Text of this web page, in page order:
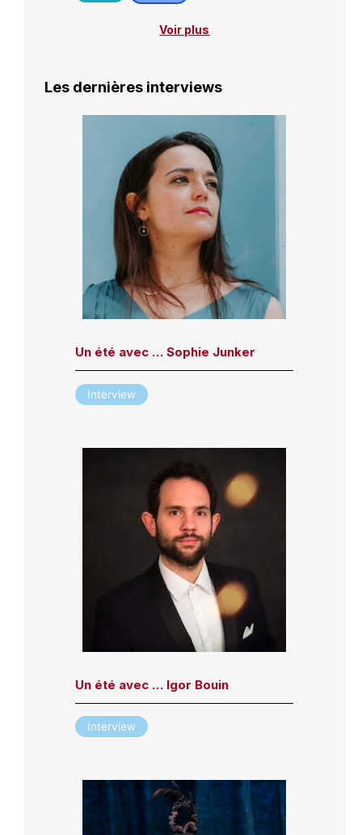
Voir plus
Les dernières interviews
Un été avec … Sophie Junker
Interview
Un été avec … Igor Bouin
Interview